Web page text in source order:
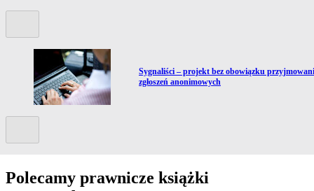
Przejdź do artykułu:
Sygnaliści – projekt bez obowiązku
zgłoszeń anonimowych
Polecamy prawnicze książki